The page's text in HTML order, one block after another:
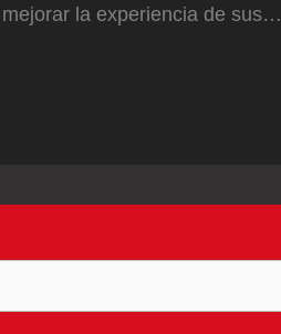
mejorar la experiencia de sus…